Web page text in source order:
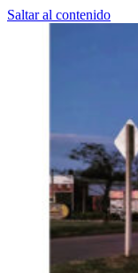
Saltar al contenido